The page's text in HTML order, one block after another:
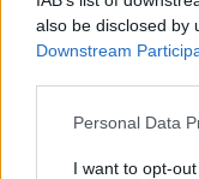
also be disclosed by
Downstream
Personal Data
I want to opt-
Μπορεί
ΔΙΕΘΝΉ